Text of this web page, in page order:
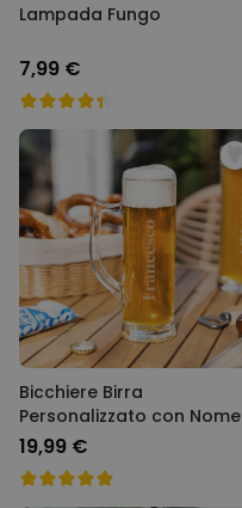
Lampada Fungo
7,99 €
Bicchiere Birra
Personalizzato con Nome
19,99 €